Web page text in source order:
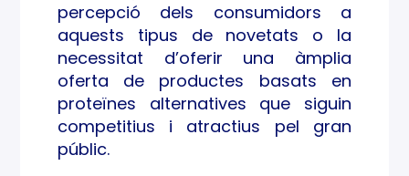
percepció dels consumidors a
aquests tipus de novetats o la
necessitat d’oferir una àmplia
oferta de productes basats en
proteïnes alternatives que siguin
competitius i atractius pel gran
públic.